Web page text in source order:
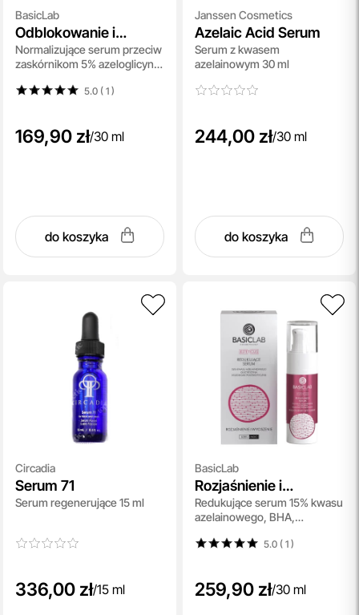
BasicLab
Odblokowanie i
Redukcja
Normalizujące serum przeciw
zaskórnikom 5% azeloglicyny i
5.0 ( 1)
169,90 zł/30 ml
do koszyka
Janssen Cosmetics
Azelaic Acid Serum
Serum z kwasem
azelainowym 30 ml
244,00 zł/30 ml
do koszyka
Circadia
Serum 71
Serum regenerujące 15 ml
336,00 zł/15 ml
BasicLab
Rozjaśnienie i
Wyciszenie
Redukujące serum 15% kwasu
azelainowego, BHA,
5.0 ( 1)
259,90 zł/30 ml